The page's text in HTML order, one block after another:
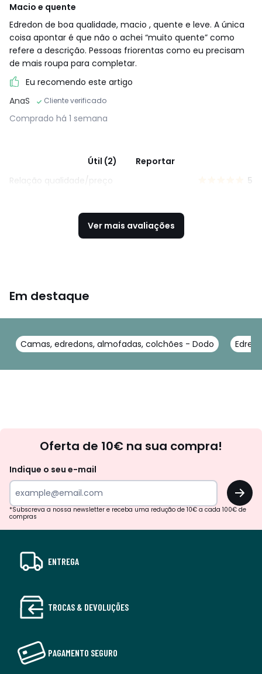
Macio e quente
Edredon de boa qualidade, macio , quente e leve. A única
coisa apontar é que não o achei “muito quente” como
refere a descrição. Pessoas friorentas como eu precisam
de mais roupa para completar.
Eu recomendo este artigo
AnaS
Cliente verificado
Comprado há 1 semana
Útil (2)
Reportar
Relação qualidade/preço
5
Ver mais avaliações
Em destaque
Camas, edredons, almofadas, colchões - Dodo
Oferta de 10€ na sua compra!
Indique o seu e-mail
OK
*Subscreva a nossa newsletter e receba uma redução de 10€ a cada 100€ de
compras
ENTREGA
TROCAS & DEVOLUÇÕES
PAGAMENTO SEGURO